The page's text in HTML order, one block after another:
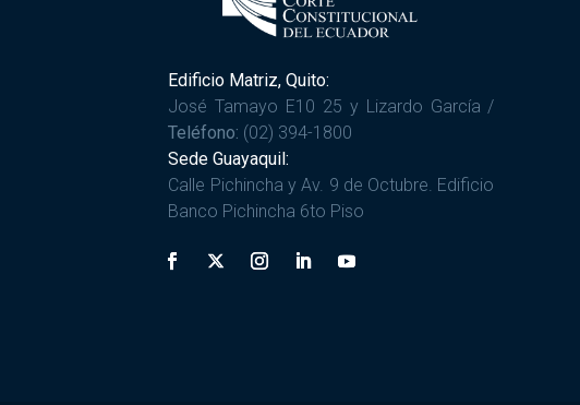
Edificio Matriz, Quito:
José Tamayo E10 25 y Lizardo García /
Teléfono: (02) 394-1800
Sede Guayaquil:
Calle Pichincha y Av. 9 de Octubre. Edificio
Banco Pichincha 6to Piso